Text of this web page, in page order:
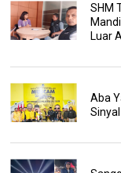
SHM
Luar
Aba